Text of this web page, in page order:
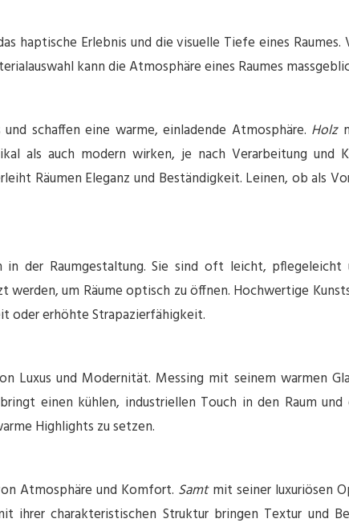
haptische Erlebnis und die visuelle Tiefe eines
kann die Atmosphäre eines Raumes
schaffen eine warme, einladende Atmosphäre. Holz
als auch modern wirken, je nach Verarbeitung
Räumen Eleganz und Beständigkeit. Leinen, ob als
der Raumgestaltung. Sie sind oft leicht,
werden, um Räume optisch zu öffnen. Hochwertige
oder erhöhte Strapazierfähigkeit.
Luxus und Modernität. Messing mit seinem warmen
einen kühlen, industriellen Touch in den Raum
Highlights zu setzen.
Atmosphäre und Komfort. Samtmit seiner luxuriösen
ihrer charakteristischen Struktur bringen Textur und